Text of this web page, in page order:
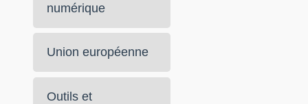
numérique
Union européenne
Outils et